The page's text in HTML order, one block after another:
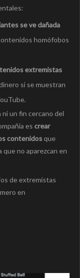
se ve dañada
homófobos
extremistas
si se muestran
ni un fin cercano del
es crear
contenidosque
no aparezcan en
de extremistas
en